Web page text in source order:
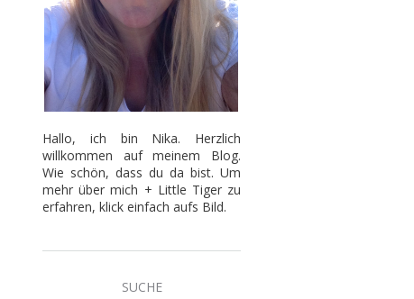
Hallo, ich bin Nika. Herzlich
willkommen auf meinem Blog.
Wie schön, dass du da bist. Um
mehr über mich + Little Tiger zu
erfahren, klick einfach aufs Bild.
SUCHE